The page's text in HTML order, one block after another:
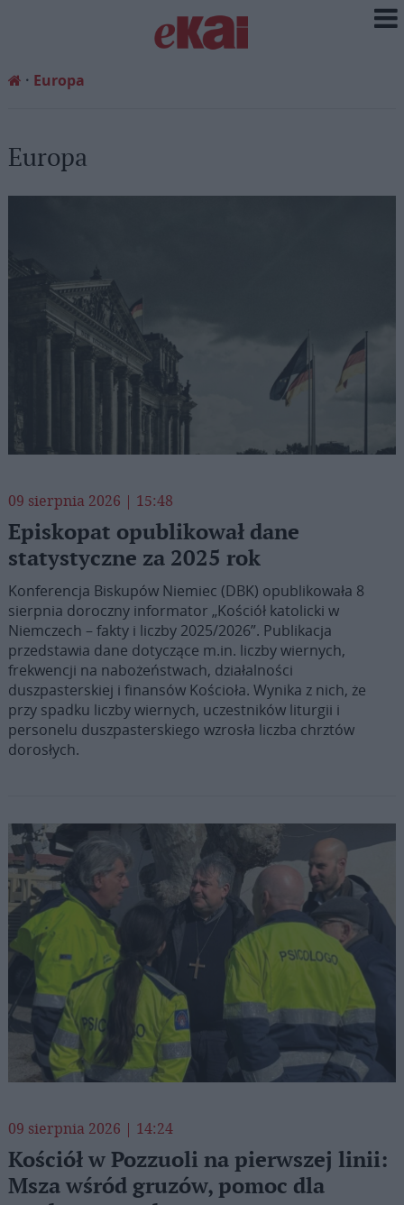
Europa
Europa
09 sierpnia 2026 | 15:48
Episkopat opublikował dane
statystyczne za 2025 rok
Konferencja Biskupów Niemiec (DBK) opublikowała 8
sierpnia doroczny informator „Kościół katolicki w
Niemczech – fakty i liczby 2025/2026”. Publikacja
przedstawia dane dotyczące m.in. liczby wiernych,
frekwencji na nabożeństwach, działalności
duszpasterskiej i finansów Kościoła. Wynika z nich, że
przy spadku liczby wiernych, uczestników liturgii i
personelu duszpasterskiego wzrosła liczba chrztów
dorosłych.
09 sierpnia 2026 | 14:24
Kościół w Pozzuoli na pierwszej linii:
Msza wśród gruzów, pomoc dla